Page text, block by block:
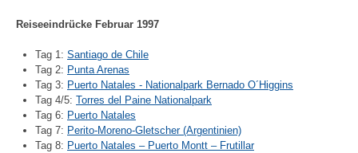
Reiseeindrücke Februar 1997
Tag 1: Santiago de Chile
Tag 2: Punta Arenas
Tag 3: Puerto Natales - Nationalpark Bernado O´Higgins
Tag 4/5: Torres del Paine Nationalpark
Tag 6: Puerto Natales
Tag 7: Perito-Moreno-Gletscher (Argentinien)
Tag 8: Puerto Natales – Puerto Montt – Frutillar